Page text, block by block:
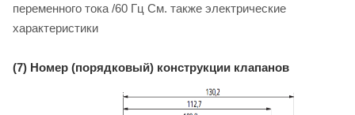
переменного тока /60 Гц См. также электрические
характеристики
(7) Номер (порядковый) конструкции клапанов